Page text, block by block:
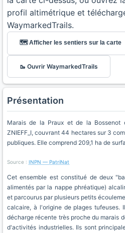
profil altimétrique et
WaymarkedTrails.
🗺️ Afficher les sentiers sur la carte
🥾 Ouvrir WaymarkedTrails
Présentation
Marais de la Praux et de la
ZNIEFF_I, couvrant 44 hectares sur 3
publiques. Elle comprend 209,1 ha de
Source : INPN — PatriNat
Cet ensemble est constitué de deux
alimentés par la nappe phréatique)
et parcourus par plusieurs petits
calcaire, à l'origine de plages tufeuses.
décharge récente très proche du marais
d'activités industrielles. Ils sont